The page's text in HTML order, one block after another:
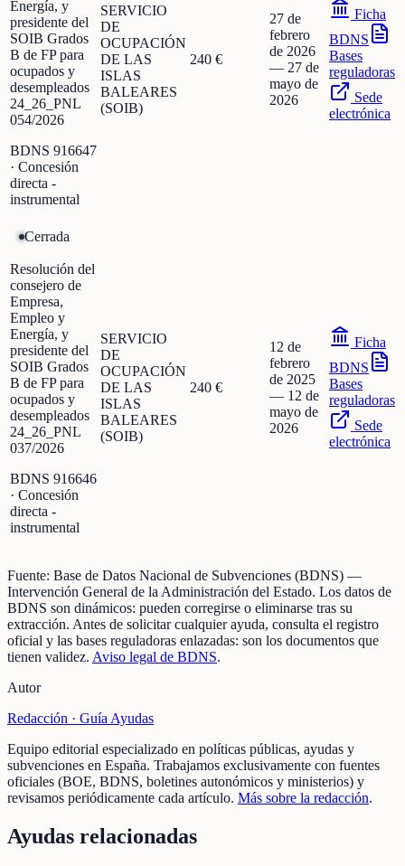
Energía, y
presidente del
SOIB Grados
B de FP para
ocupados y
desempleados
24_26_PNL
054/2026
BDNS 916647
· Concesión
directa -
instrumental
SERVICIO
DE
OCUPACIÓN
DE LAS
ISLAS
BALEARES
(SOIB)
240 €
27 de
febrero
de 2026
— 27 de
mayo de
2026
Ficha
BDNS
Bases
reguladoras
Sede
electrónica
Cerrada
Resolución del
consejero de
Empresa,
Empleo y
Energía, y
presidente del
SOIB Grados
B de FP para
ocupados y
desempleados
24_26_PNL
037/2026
BDNS 916646
· Concesión
directa -
instrumental
SERVICIO
DE
OCUPACIÓN
DE LAS
ISLAS
BALEARES
(SOIB)
240 €
12 de
febrero
de 2025
— 12 de
mayo de
2026
Ficha
BDNS
Bases
reguladoras
Sede
electrónica
Fuente: Base de Datos Nacional de Subvenciones (BDNS) —
Intervención General de la Administración del Estado. Los datos de
BDNS son dinámicos: pueden corregirse o eliminarse tras su
extracción. Antes de solicitar cualquier ayuda, consulta el registro
oficial y las bases reguladoras enlazadas: son los documentos que
tienen validez. Aviso legal de BDNS.
Autor
Redacción · Guía Ayudas
Equipo editorial especializado en políticas públicas, ayudas y
subvenciones en España. Trabajamos exclusivamente con fuentes
oficiales (BOE, BDNS, boletines autonómicos y ministerios) y
revisamos periódicamente cada artículo. Más sobre la redacción.
Ayudas relacionadas